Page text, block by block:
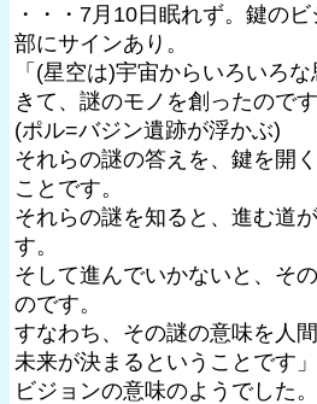
・・・7月10日眠れず。鍵の
部にサインあり。
「(星空は)宇宙からいろいろ
きて、謎のモノを創ったのです
(ポル=バジン遺跡が浮かぶ)
それらの謎の答えを、鍵を開
ことです。
それらの謎を知ると、進む道
す。
そして進んでいかないと、そ
のです。
すなわち、その謎の意味を人
未来が決まるということです」
ビジョンの意味のようでした